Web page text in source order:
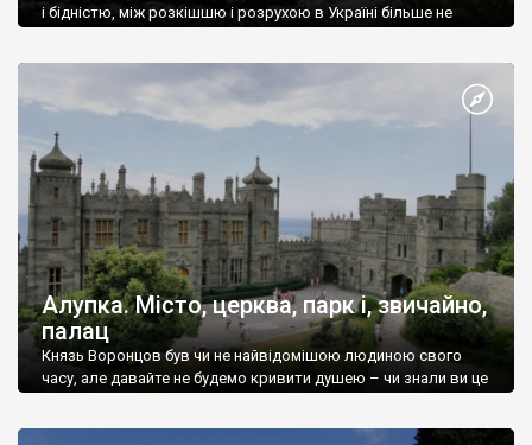
і бідністю, між розкішшю і розрухою в Україні більше не
Алупка. Місто, церква, парк і, звичайно,
палац
Князь Воронцов був чи не найвідомішою людиною свого
часу, але давайте не будемо кривити душею – чи знали ви це